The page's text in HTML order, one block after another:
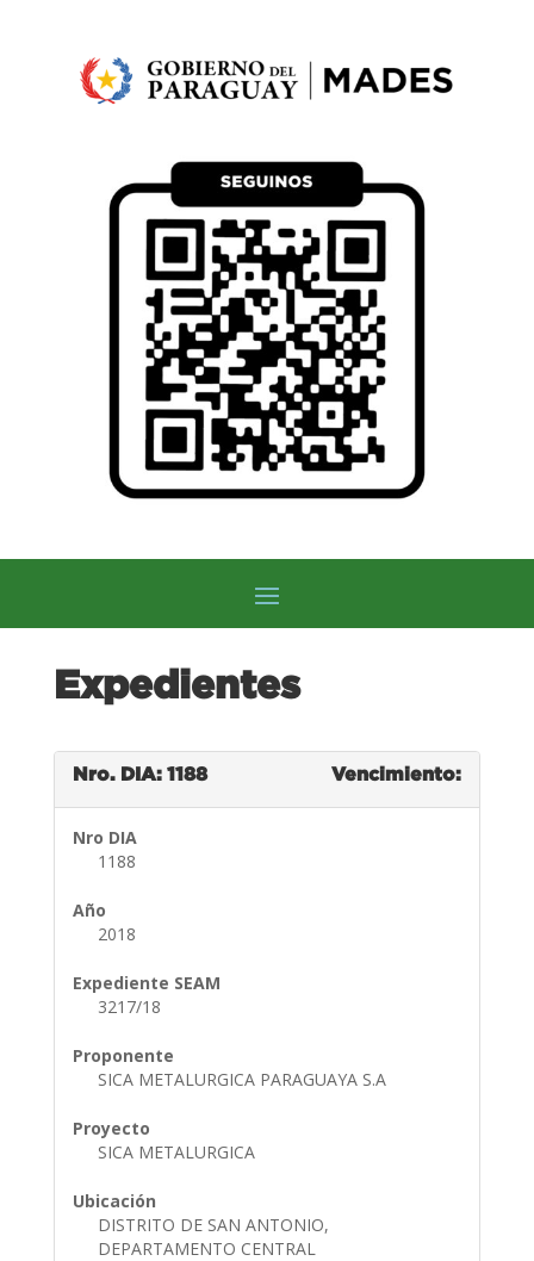
Expedientes
Nro. DIA: 1188 Vencimiento:
Nro DIA
1188
Año
2018
Expediente SEAM
3217/18
Proponente
SICA METALURGICA PARAGUAYA S.A
Proyecto
SICA METALURGICA
Ubicación
DISTRITO DE SAN ANTONIO,
DEPARTAMENTO CENTRAL